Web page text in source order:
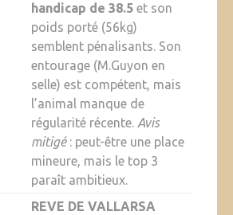
handicap de 38.5et son
poids porté (56kg)
semblent pénalisants. Son
entourage (M.Guyon en
selle) est compétent, mais
l’animal manque de
régularité récente. Avis
mitigé: peut-être une place
mineure, mais le top 3
paraît ambitieux.
REVE DE VALLARSA